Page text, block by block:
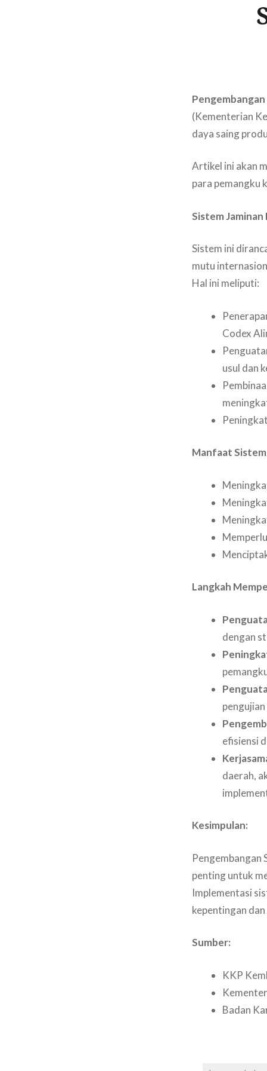
(Kementerian
daya saing
Artikel ini akan
para pemangku
Sistem
Sistem ini
mutu
Hal ini meliputi:
Codex
usul dan
Manfaat
Langkah
dengan
efisiensi
daerah,
Kesimpulan:
Pengembangan
penting untuk
Implementasi
kepentingan
Sumber:
KKP
Badan